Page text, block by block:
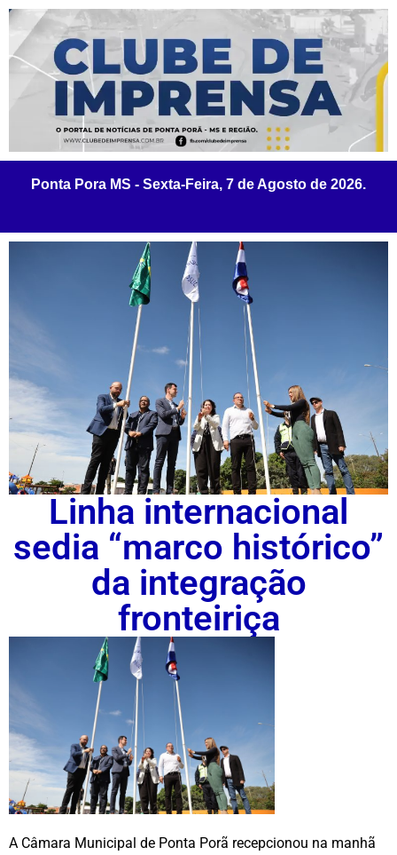
Linha internacional
sedia “marco histórico”
da integração
fronteiriça
A Câmara Municipal de Ponta Porã recepcionou na manhã